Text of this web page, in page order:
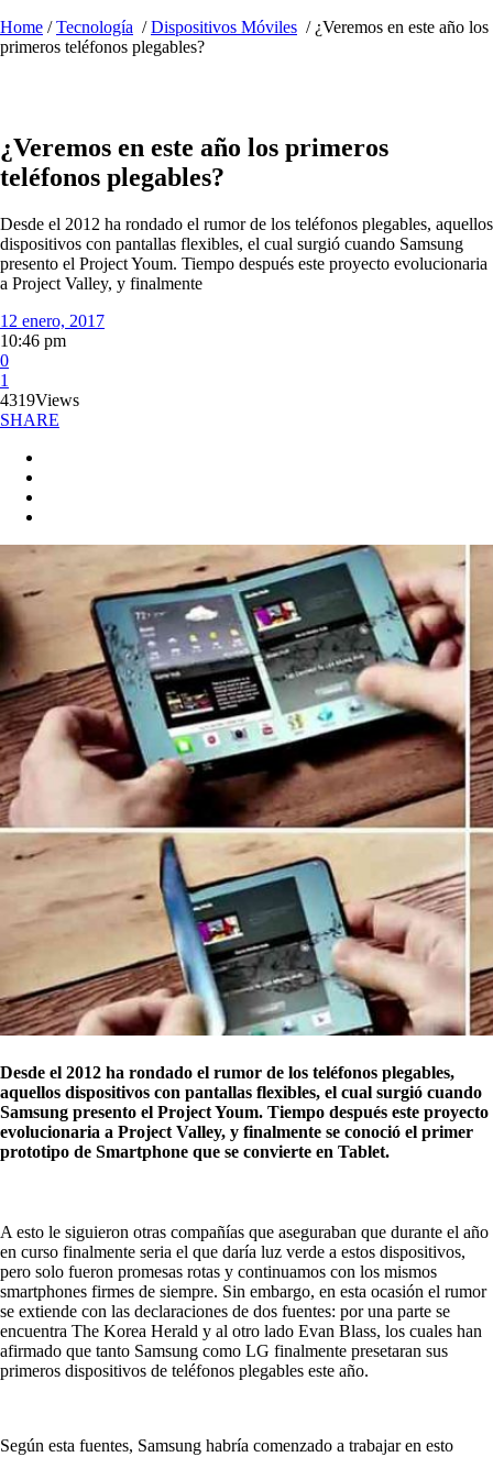
Home /Tecnología /Dispositivos Móviles / ¿Veremos en este año los
primeros teléfonos plegables?
¿Veremos en este año los primeros
teléfonos plegables?
Desde el 2012 ha rondado el rumor de los teléfonos plegables, aquellos
dispositivos con pantallas flexibles, el cual surgió cuando Samsung
presento el Project Youm. Tiempo después este proyecto evolucionaria
a Project Valley, y finalmente
12 enero, 2017
10:46 pm
0
1
4319Views
SHARE
Desde el 2012 ha rondado el rumor de los teléfonos plegables,
aquellos dispositivos con pantallas flexibles, el cual surgió cuando
Samsung presento el Project Youm. Tiempo después este proyecto
evolucionaria a Project Valley, y finalmente se conoció el primer
prototipo de Smartphone que se convierte en Tablet.
A esto le siguieron otras compañías que aseguraban que durante el año
en curso finalmente seria el que daría luz verde a estos dispositivos,
pero solo fueron promesas rotas y continuamos con los mismos
smartphones firmes de siempre. Sin embargo, en esta ocasión el rumor
se extiende con las declaraciones de dos fuentes: por una parte se
encuentra The Korea Herald y al otro lado Evan Blass, los cuales han
afirmado que tanto Samsung como LG finalmente presetaran sus
primeros dispositivos de teléfonos plegables este año.
Según esta fuentes, Samsung habría comenzado a trabajar en esto